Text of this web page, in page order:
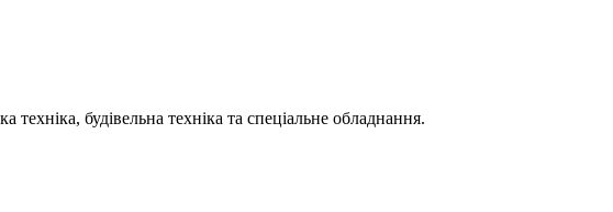
техніка, будівельна техніка та спеціальне обладнання.